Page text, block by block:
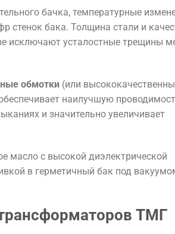
бачка, температурные
стенок бака. Толщина стали и
исключают усталостные трещины
обмотки(или
наилучшую
и значительно увеличивает
масло с высокой диэлектрической
в герметичный бак под
ТМГ